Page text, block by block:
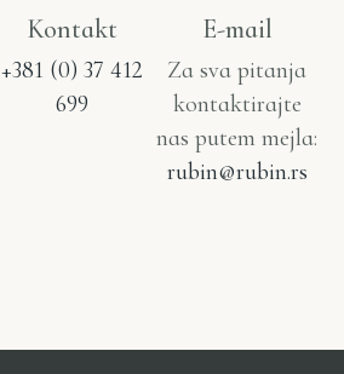
Kontakt
+381 (0) 37 412
699
E-mail
Za sva pitanja
kontaktirajte
nas putem mejla:
rubin@rubin.rs